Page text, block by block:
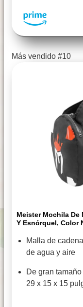
Más vendido #10
Meister Mochila De
Y Esnórquel, Color
Malla de
de agua y aire
De gran
29 x 15 x 15